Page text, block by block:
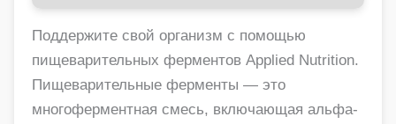
Поддержите свой организм с помощью
пищеварительных ферментов Applied Nutrition.
Пищеварительные ферменты — это
многоферментная смесь, включающая альфа-